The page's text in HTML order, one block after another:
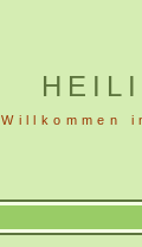
Willkommen